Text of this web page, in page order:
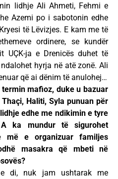
lidhje Ali Ahmeti, Fehmi e
Azemi po i sabotonin edhe
të Lëvizjes. E kam me të
ordinere, se kundër
UÇK-ja e Drenicës duhet të
hyrja në atë zonë. Ali
që ai dënim të anulohej…
termin mafioz, duke u bazuar
Haliti, Syla punuan për
edhe me ndikimin e tyre
ka mundur të sigurohet
më e organizuar familjes
masakra që mbeti në
di, nuk jam ushtarak me